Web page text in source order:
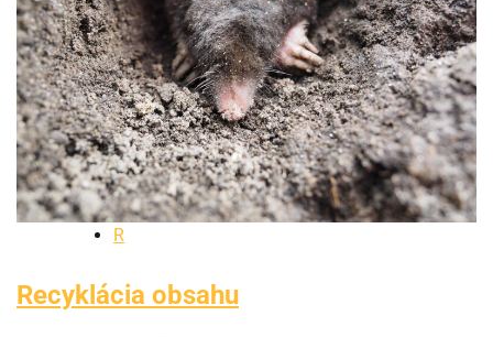
R
Recyklácia obsahu